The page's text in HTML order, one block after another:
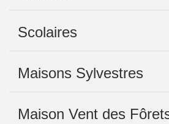
Scolaires
Maisons Sylvestres
Maison Vent des